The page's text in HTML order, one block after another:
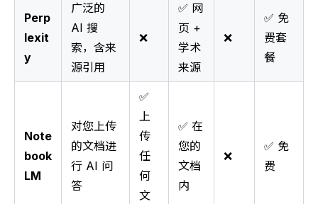
Perp
lexit
y
广泛的
AI 搜
索，含来
源引用
❌
✅ 网
页 +
学术
来源
❌
✅ 免
费套
餐
Note
book
LM
对您上传
的文档进
行 AI 问
答
✅
上
传
任
何
文
✅ 在
您的
文档
内
❌
✅ 免
费